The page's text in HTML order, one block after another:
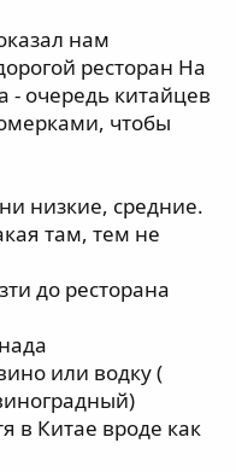
нам
ресторан На
очередь китайцев
чтобы
низкие, средние.
там, тем не
до ресторана
или водку (
в Китае вроде как